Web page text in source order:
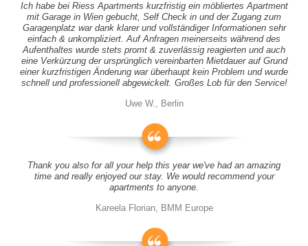
Ich habe bei Riess Apartments kurzfristig ein möbliertes Apartment
mit Garage in Wien gebucht, Self Check in und der Zugang zum
Garagenplatz war dank klarer und vollständiger Informationen sehr
einfach & unkompliziert. Auf Anfragen meinerseits während des
Aufenthaltes wurde stets promt & zuverlässig reagierten und auch
eine Verkürzung der ursprünglich vereinbarten Mietdauer auf Grund
einer kurzfristigen Änderung war überhaupt kein Problem und wurde
schnell und professionell abgewickelt. Großes Lob für den Service!
Uwe W., Berlin
Thank you also for all your help this year we've had an amazing
time and really enjoyed our stay. We would recommend your
apartments to anyone.
Kareela Florian, BMM Europe